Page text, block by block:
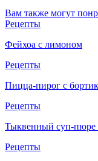
Вам также могут
Рецепты
Фейхоа с лимоном
Рецепты
Пицца-пирог с
Рецепты
Тыквенный суп-пюре
Рецепты